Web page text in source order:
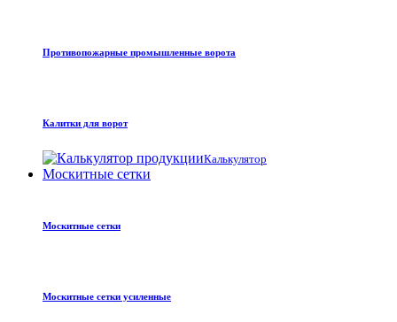
Противопожарные промышленные ворота
Калитки для ворот
Калькулятор
Москитные сетки
Москитные сетки
Москитные сетки усиленные